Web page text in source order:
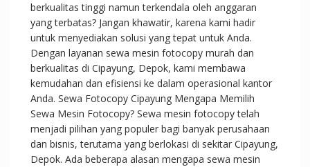
berkualitas tinggi namun terkendala oleh anggaran
yang terbatas? Jangan khawatir, karena kami hadir
untuk menyediakan solusi yang tepat untuk Anda.
Dengan layanan sewa mesin fotocopy murah dan
berkualitas di Cipayung, Depok, kami membawa
kemudahan dan efisiensi ke dalam operasional kantor
Anda. Sewa Fotocopy Cipayung Mengapa Memilih
Sewa Mesin Fotocopy? Sewa mesin fotocopy telah
menjadi pilihan yang populer bagi banyak perusahaan
dan bisnis, terutama yang berlokasi di sekitar Cipayung,
Depok. Ada beberapa alasan mengapa sewa mesin